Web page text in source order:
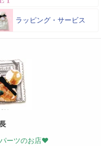
ラッピング・サービス
ーツのお店♥